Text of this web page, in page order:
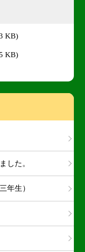
KB)
KB)
した。
年生）